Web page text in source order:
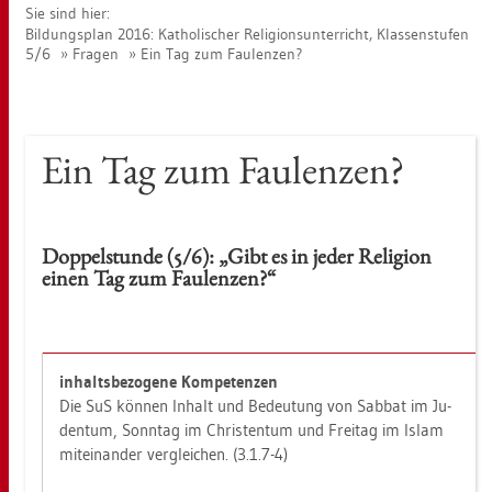
Sie sind hier:
Bil­dungs­plan 2016: Ka­tho­li­scher Re­li­gi­ons­un­ter­richt, Klas­sen­stu­fen
5/6
Fra­gen Ein Tag zum Fau­len­zen?
Ein Tag zum Fau­len­zen?
Dop­pel­stun­de (5/6): „Gibt es in jeder Re­li­gi­on
einen Tag zum Fau­len­zen?“
in­halts­be­zo­ge­ne Kom­pe­ten­zen
Die SuS kön­nen In­halt und Be­deu­tung von Sab­bat im Ju­
den­tum, Sonn­tag im Chris­ten­tum und Frei­tag im Islam
mit­ein­an­der ver­glei­chen. (3.1.7-4)